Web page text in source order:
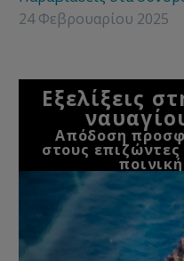
24 Φεβρουαρίου 2025
Εξελίξεις
Απόδοση
στους